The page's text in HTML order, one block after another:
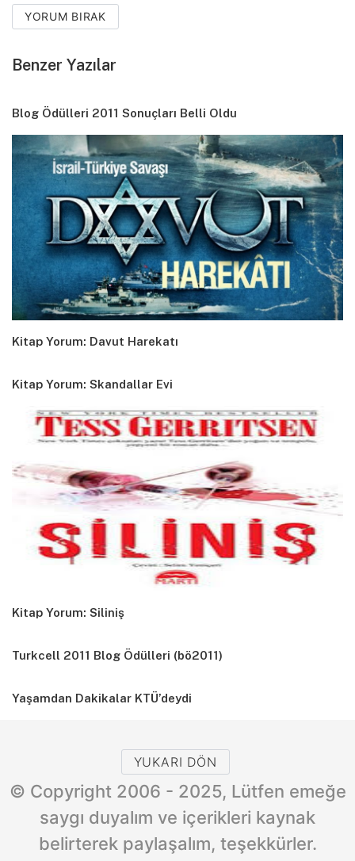
YORUM BIRAK
Benzer Yazılar
Blog Ödülleri 2011 Sonuçları Belli Oldu
Kitap Yorum: Davut Harekatı
Kitap Yorum: Skandallar Evi
Kitap Yorum: Siliniş
Turkcell 2011 Blog Ödülleri (bö2011)
Yaşamdan Dakikalar KTÜ’deydi
YUKARI DÖN
© Copyright 2006 - 2025, Lütfen emeğe
saygı duyalım ve içerikleri kaynak
belirterek paylaşalım, teşekkürler.